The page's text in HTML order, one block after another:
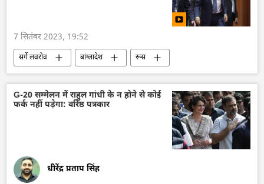
7 सितंबर 2023, 19:52
सर्गे लवरोव बांग्लादेश
रूस
रूसी विदेश मंत्रालय
विश्व
ASEAN
ऊर्जा क्षेत्र
खाद्य सुरक्षा
वैश्विक खाद्य संकट
वैश्विक दक्षिण
G-20 सम्मेलन में राहुल गांधी के न होने से कोई
फर्क नहीं पड़ेगा: वरिष्ठ पत्रकार
धीरेंद्र प्रताप सिंह